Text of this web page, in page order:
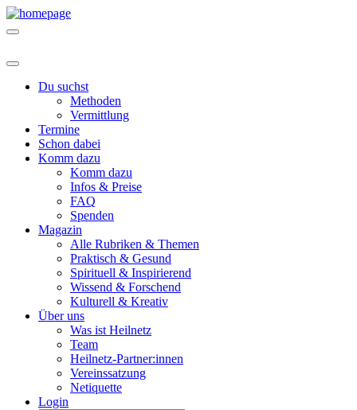
Du suchst
Methoden
Vermittlung
Termine
Schon dabei
Komm dazu
Komm dazu
Infos & Preise
FAQ
Spenden
Magazin
Alle Rubriken & Themen
Praktisch & Gesund
Spirituell & Inspirierend
Wissend & Forschend
Kulturell & Kreativ
Über uns
Was ist Heilnetz
Team
Heilnetz-Partner:innen
Vereinssatzung
Netiquette
Login